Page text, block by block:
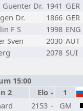
Dr. 1941 GER
Dr. 1866 GER
F S 1998 ENG
Sven 2030 AUT
2078 SUI
15:00
2 Elo - 1
2153 - GM